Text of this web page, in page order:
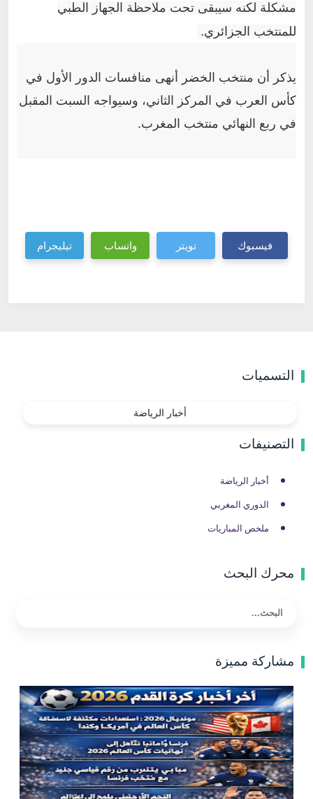
مشكلة لكنه سيبقى تحت ملاحظة الجهاز الطبي
للمنتخب الجزائري.
يذكر أن منتخب الخضر أنهى منافسات الدور الأول في
كأس العرب في المركز الثاني، وسيواجه السبت المقبل
في ربع النهائي منتخب المغرب.
فيسبوك تويتر واتساب تيليجرام
التسميات
أخبار الرياضة
التصنيفات
أخبار الرياضة
الدوري المغربي
ملخص المباريات
محرك البحث
مشاركة مميزة